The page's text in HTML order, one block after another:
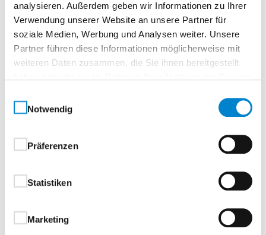
analysieren. Außerdem geben wir Informationen zu Ihrer
Verwendung unserer Website an unsere Partner für
soziale Medien, Werbung und Analysen weiter. Unsere
Partner führen diese Informationen möglicherweise mit
weiteren Daten zusammen, die Sie ihnen bereitgestellt
Notwendig
Präferenzen
Statistiken
Marketing
gearbeiteten, vertieften V-Fuge entsteht. Je nach
Ausführung in Längs- oder Querrichtung sorgt das
entstehende Schattenspiel für eine besondere
Tiefenwirkung und verleiht jeder Tür einen
raffinierten Look.Alle Vorzugsfarben sind auch in
Ihre Vorteile auf einen Blick:
Attraktive V-Fuge in Längs- oder Querrichtung –
für markante Linien und lebendige Struktur
pflegeleicht und stilvoll
und Objektbereiche